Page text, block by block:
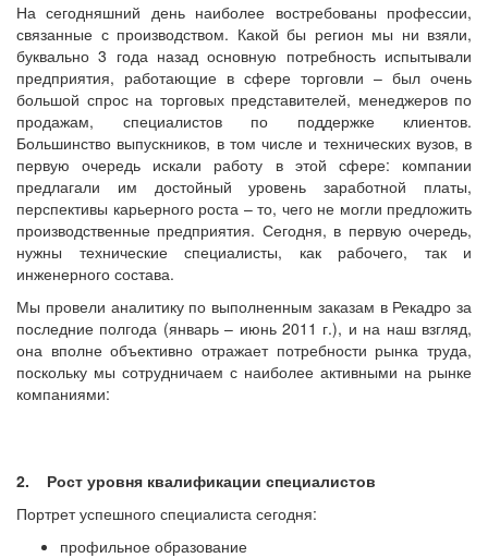
На сегодняшний день наиболее востребованы профессии,
связанные с производством. Какой бы регион мы ни взяли,
буквально 3 года назад основную потребность испытывали
предприятия, работающие в сфере торговли – был очень
большой спрос на торговых представителей, менеджеров по
продажам, специалистов по поддержке клиентов.
Большинство выпускников, в том числе и технических вузов, в
первую очередь искали работу в этой сфере: компании
предлагали им достойный уровень заработной платы,
перспективы карьерного роста – то, чего не могли предложить
производственные предприятия. Сегодня, в первую очередь,
нужны технические специалисты, как рабочего, так и
инженерного состава.
Мы провели аналитику по выполненным заказам в Рекадро за
последние полгода (январь – июнь 2011 г.), и на наш взгляд,
она вполне объективно отражает потребности рынка труда,
поскольку мы сотрудничаем с наиболее активными на рынке
компаниями:
2. Рост уровня квалификации специалистов
Портрет успешного специалиста сегодня:
профильное образование